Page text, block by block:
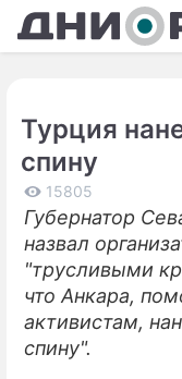
Турция
спину
15805
Губернатор
назвал
"трусливыми
что Анкара,
активистам,
спину".